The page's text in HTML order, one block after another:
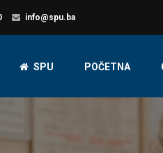
info@spu.ba
SPU POČETNA